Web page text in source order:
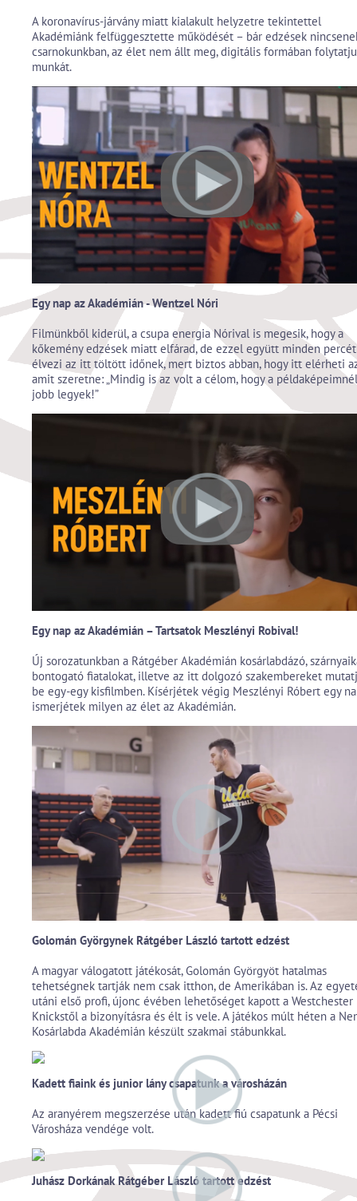
A koronavírus-járvány miatt kialakult helyzetre tekintettel
Akadémiánk felfüggesztette működését – bár edzések
csarnokunkban, az élet nem állt meg, digitális formában
munkát.
Egy nap az Akadémián - Wentzel Nóri
Filmünkből kiderül, a csupa energia Nórival is megesik, hogy a
kőkemény edzések miatt elfárad, de ezzel együtt minden percét
élvezi az itt töltött időnek, mert biztos abban, hogy itt elérheti
amit szeretne: „Mindig is az volt a célom, hogy a
jobb legyek!”
Egy nap az Akadémián – Tartsatok Meszlényi Robival!
Új sorozatunkban a Rátgéber Akadémián kosárlabdázó,
bontogató fiatalokat, illetve az itt dolgozó szakembereket
be egy-egy kisfilmben. Kísérjétek végig Meszlényi Róbert egy
ismerjétek milyen az élet az Akadémián.
Golomán Györgynek Rátgéber László tartott edzést
A magyar válogatott játékosát, Golomán Györgyöt hatalmas
tehetségnek tartják nem csak itthon, de Amerikában is. Az
utáni első profi, újonc évében lehetőséget kapott a Westchester
Knickstől a bizonyításra és élt is vele. A játékos múlt héten a
Kosárlabda Akadémián készült szakmai stábunkkal.
Kadett fiaink és junior lány csapatunk a városházán
Az aranyérem megszerzése után kadett fiú csapatunk a Pécsi
Városháza vendége volt.
Juhász Dorkának Rátgéber László tartott edzést